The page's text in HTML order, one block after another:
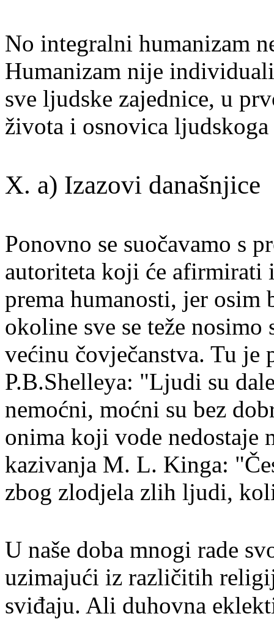
No integralni humanizam
Humanizam nije
sve ljudske zajednice, u
života i osnovica
X. a) Izazovi današnjice
Ponovno se suočavamo s
autoriteta koji će
prema humanosti, jer osim
okoline sve se teže nosimo
većinu čovječanstva. Tu
P.B.Shelleya: "Ljudi su
nemoćni, moćni su bez
onima koji vode nedostaje
kazivanja M. L. Kinga:
zbog zlodjela zlih ljudi,
U naše doba mnogi rade
uzimajući iz različitih
sviđaju. Ali duhovna